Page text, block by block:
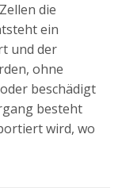
die
ein
und der
ohne
beschädigt
besteht
wird, wo